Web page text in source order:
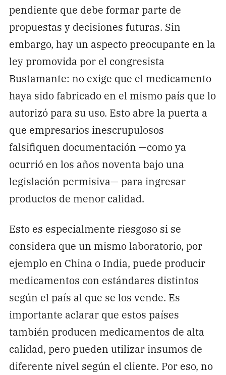
pendiente que debe formar parte de
propuestas y decisiones futuras. Sin
embargo, hay un aspecto preocupante en la
ley promovida por el congresista
Bustamante: no exige que el medicamento
haya sido fabricado en el mismo país que lo
autorizó para su uso. Esto abre la puerta a
que empresarios inescrupulosos
falsifiquen documentación —como ya
ocurrió en los años noventa bajo una
legislación permisiva— para ingresar
productos de menor calidad.
Esto es especialmente riesgoso si se
considera que un mismo laboratorio, por
ejemplo en China o India, puede producir
medicamentos con estándares distintos
según el país al que se los vende. Es
importante aclarar que estos países
también producen medicamentos de alta
calidad, pero pueden utilizar insumos de
diferente nivel según el cliente. Por eso, no